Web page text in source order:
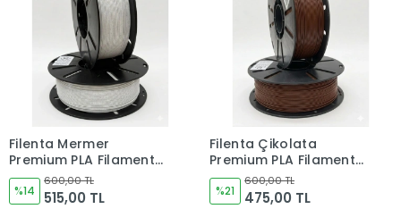
Filenta Mermer
Premium PLA Filament
1.75 mm – 1 kg
%14
600,00 TL
515,00 TL
Filenta Çikolata
Premium PLA Filament
1.75 mm – 1 kg
%21
600,00 TL
475,00 TL